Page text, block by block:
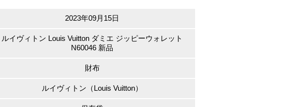
2023年09月15日
ルイヴィトン Louis Vuitton ダミエ ジッピーウォレット
N60046 新品
財布
ルイヴィトン（Louis Vuitton）